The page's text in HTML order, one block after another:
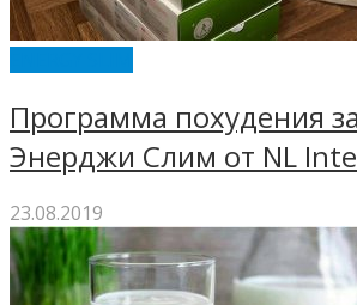
Программа похудения
Энерджи Слим от NL
23.08.2019